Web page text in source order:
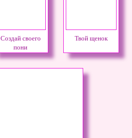
Создай своего
пони
Твой щенок